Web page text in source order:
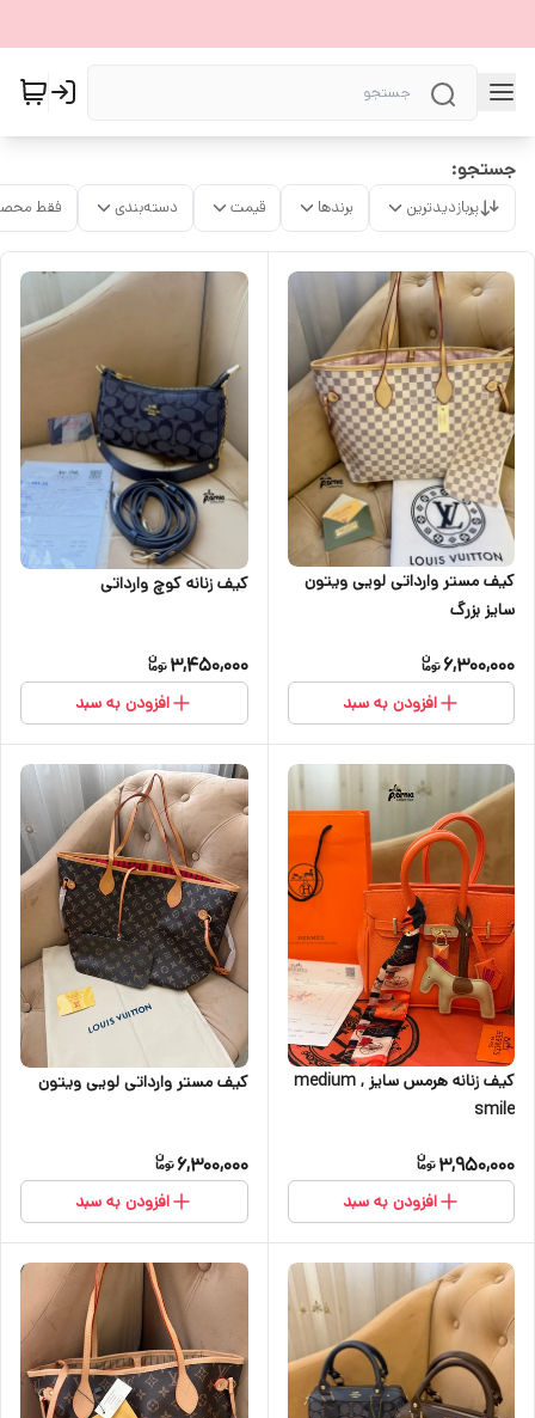
جستجو:
پربازدیدترین برندها قیمت دسته‌بندی فقط
کیف مستر وارداتی لویی ویتون
سایز بزرگ
6,300,000
افزودن به سبد
کیف زنانه کوچ وارداتی
3,450,000
افزودن به سبد
کیف زنانه هرمس سایز medium ,
smile
3,950,000
افزودن به سبد
کیف مستر وارداتی لویی ویتون
6,300,000
افزودن به سبد